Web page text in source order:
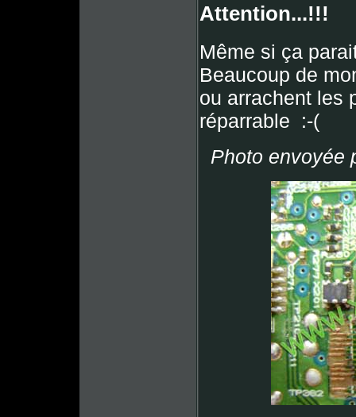
Attention...!!!
Même si ça
Beaucoup de
ou arrachent les
réparrable :-(
Photo envoyée